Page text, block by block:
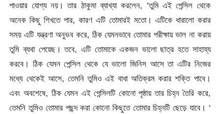
পাওয়ার যোগ্য নয়। তার ঠাকুমা ব্যাখ্যা করলেন, ‘তুমি এই পেন্সিল থেকে
অনেক কিছু শিখতে পার, কারণ এটি তোমারই মতো। এটিকে ধারালো করার
সময় এটি যন্ত্রণা অনুভব করে, ঠিক যেমনভাবে তোমার পরীক্ষায় ভাল না করায়
তুমি ব্যথা পেয়েছ। তবে, এটি তোমাকে একজন ভালো ছাত্র হতে সাহায্য
করবে। ঠিক যেমন পেন্সিল থেকে যে ভালো জিনিস আসে তা এটির নিজের
মধ্যে থেকেই আসে, তেমনি তুমিও এই বাধা অতিক্রম করার শক্তি পাবে।
এবং অবশেষে, ঠিক যেমন এই পেন্সিলটি কোনো পৃষ্ঠায় তার চিহ্ন তৈরি করে,
তেমনি তুমিও তোমার পছন্দ করা কোনো কিছুতে তোমার চিহ্নটি ছেড়ে যাবে। ‘